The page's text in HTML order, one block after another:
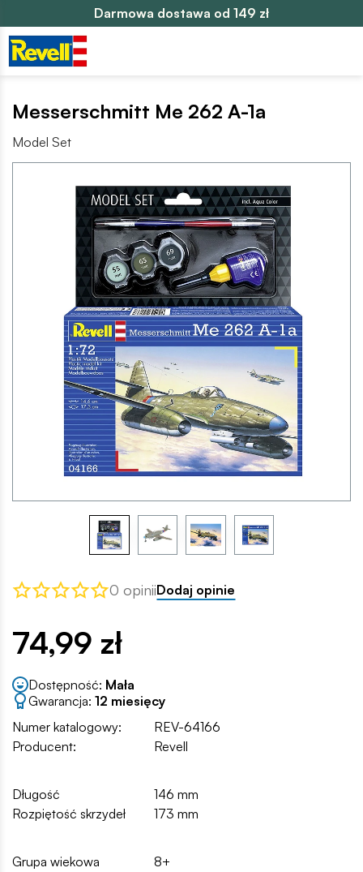
Darmowa dostawa od 149 zł
Messerschmitt Me 262 A-1a
Model Set
0 opiniiDodaj opinie
74,99 zł
Dostępność: Mała
Gwarancja: 12 miesięcy
Numer katalogowy:
REV-64166
Producent:
Revell
Długość
146 mm
Rozpiętość skrzydeł
173 mm
Grupa wiekowa 8+